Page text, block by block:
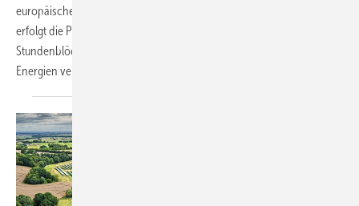
europäischen Stromhandel. Im sogenannten Day-Ahead-Markt
erfolgt die Preisbildung künftig in Intervallen von 15 Minuten statt in
Stundenblöcken. Die Reform soll die Integration erneuerbarer
Energien verbessern.